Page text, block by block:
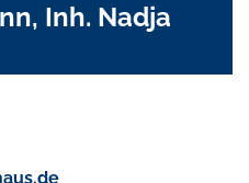
Inh. Nadja